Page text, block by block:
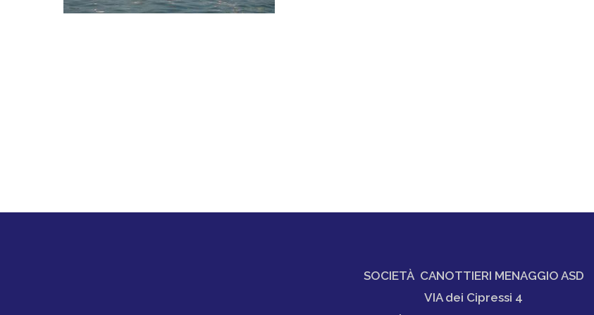
SOCIETÀ CANOTTIERI MENAGGIO ASD
VIA dei Cipressi 4